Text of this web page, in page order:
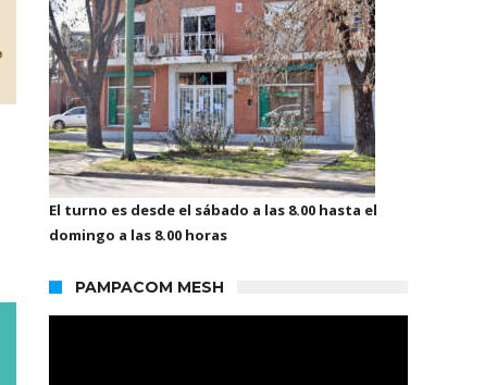
El turno es desde el sábado a las 8.00 hasta el
domingo a las 8.00 horas
PAMPACOM MESH